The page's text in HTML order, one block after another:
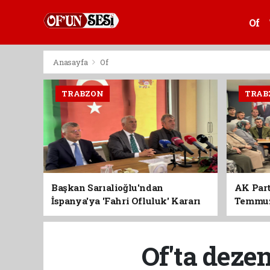
Of
Anasayfa Of
TRABZON
Başkan Sarıalioğlu'ndan
İspanya'ya 'Fahri Ofluluk' Kararı
AK
Birlik
Of'ta